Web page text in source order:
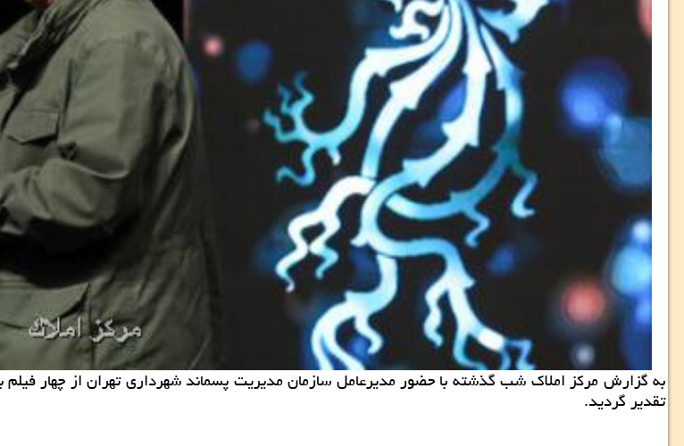
به گزارش مركز املاك شب گذشته با حضور مدیرعامل سازمان مدیریت پسماند شهرداری تهران از چهار
تقدیر گردید.